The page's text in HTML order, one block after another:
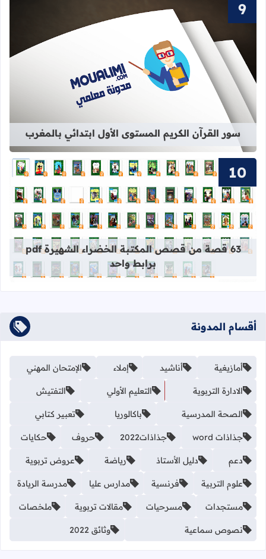
قراءة المزيد عن سور القرآن الكريم
سور القرآن الكريم المستوى الأول ابتدائي بالمغرب
قراءة المزيد عن 63 قصة من قصص المكتبة الخضراء الشهيرة pdf برابط واحد
63 قصة من قصص المكتبة الخضراء الشهيرة pdf
برابط واحد
أقسام المدونة
أمازيغية أناشيد إملاء الإمتحان المهني
الادارة التربوية التعليم الأولي التفتيش
الصحة المدرسية باكالوريا تعبير كتابي
جذاذات word جذاذات2022 حروف حكايات
دعم دليل الأستاذ رياضة عروض تربوية
علوم التربية فرنسية مدارس عليا مدرسة الريادة
مستجدات مسرحيات مقالات تربوية ملخصات
نصوص سماعية وثائق 2022